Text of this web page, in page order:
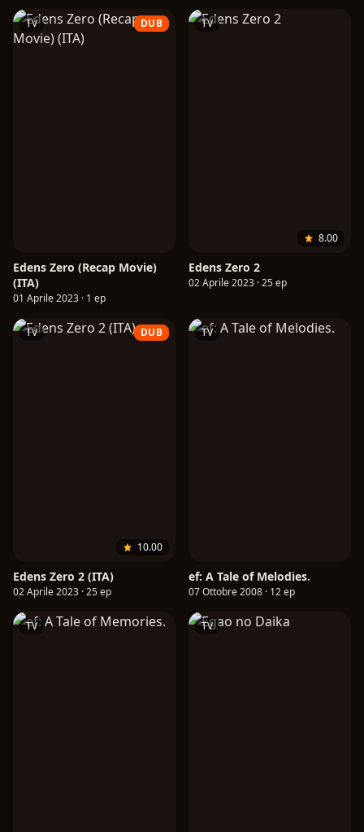
TV DUB
Edens Zero (Recap Movie)
(ITA)
01 Aprile 2023 · 1 ep
TV
8.00
Edens Zero 2
02 Aprile 2023 · 25 ep
TV DUB
10.00
Edens Zero 2 (ITA)
02 Aprile 2023 · 25 ep
TV
ef: A Tale of Melodies.
07 Ottobre 2008 · 12 ep
TV TV